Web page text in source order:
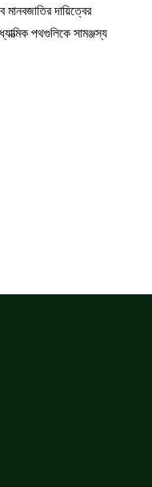
মানবজাতির দায়িত্বের
পথগুলিকে সামঞ্জস্য